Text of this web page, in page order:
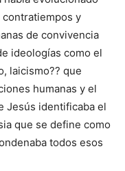
contratiempos y
de convivencia
ideologías como el
laicismo?? que
humanas y el
Jesús identificaba el
que se define como
todos esos